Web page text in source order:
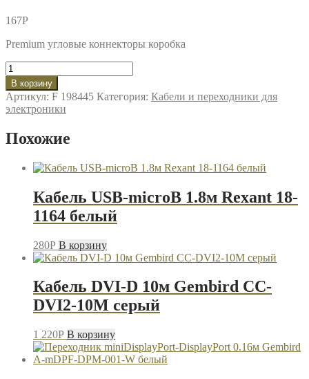
167P
Premium угловые коннекторы коробка
Количество
товара
Кабель
USB-
iPhone8pin
Perfeo
черный
В корзину
Артикул: F 198445 Категория: Кабели и переходники для
электроники
Похожие
Кабель USB-microB 1.8м Rexant 18-
1164 белый
280P В корзину
Кабель DVI-D 10м Gembird CC-
DVI2-10M серый
1 220P В корзину